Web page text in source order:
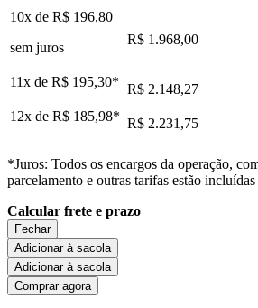
10x de R$ 196,80
sem juros
R$ 1.968,00
11x de R$ 195,30* R$ 2.148,27
12x de R$ 185,98* R$ 2.231,75
*Juros: Todos os encargos da operação,
parcelamento e outras tarifas estão
Calcular frete e prazo
Fechar
Adicionar à sacola
Adicionar à sacola
Comprar agora